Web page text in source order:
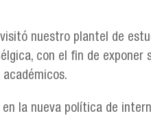
nuestro plantel de
con el fin de
la nueva política de